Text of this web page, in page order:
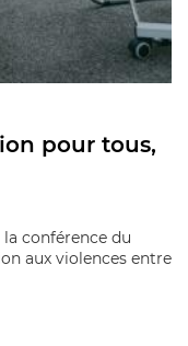
pour tous,
conférence du
aux violences entre